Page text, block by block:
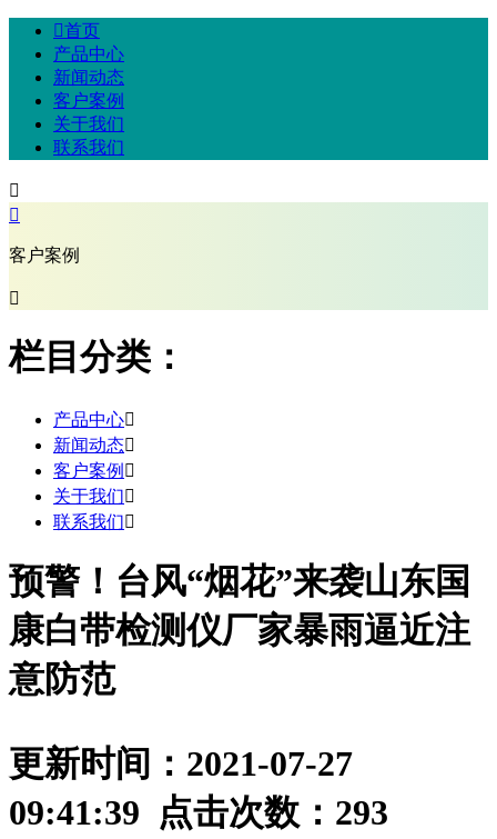
首页
产品中心
新闻动态
客户案例
关于我们
联系我们


客户案例

栏目分类：
产品中心
新闻动态
客户案例 
关于我们
联系我们
预警！台风“烟花”来袭山东国
康白带检测仪厂家暴雨逼近注
意防范
更新时间：2021-07-27
09:41:39 点击次数： 293